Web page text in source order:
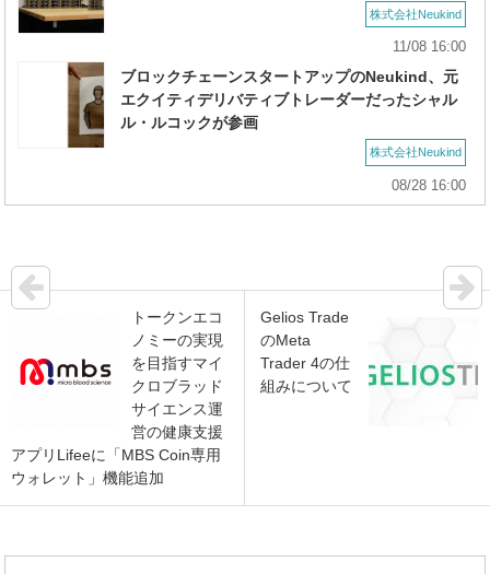
株式会社Neukind
11/08 16:00
ブロックチェーンスタートアップのNeukind、元
エクイティデリバティブトレーダーだったシャル
ル・ルコックが参画
株式会社Neukind
08/28 16:00
トークンエコ
ノミーの実現
を目指すマイ
クロブラッド
サイエンス運
営の健康支援
アプリLifeeに「MBS Coin専用
ウォレット」機能追加
Gelios Trade
のMeta
Trader 4の仕
組みについて